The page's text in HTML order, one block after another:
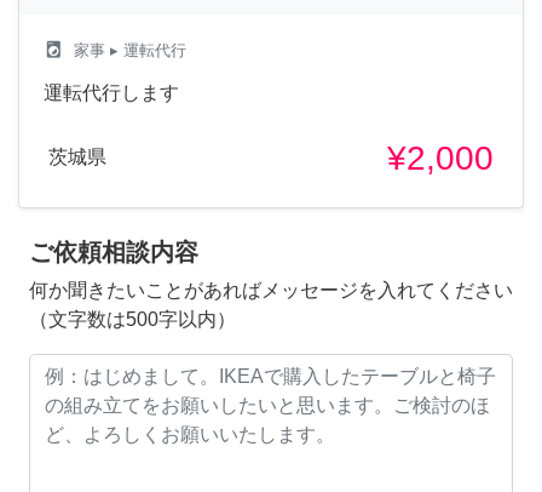
local_laundry_service 家事 ▸ 運転代行
運転代行します
茨城県 ¥2,000
ご依頼相談内容
何か聞きたいことがあればメッセージを入れてください
（文字数は500字以内）